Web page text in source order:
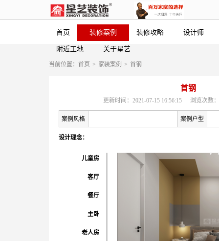
首页 装修案例 装修攻略 设计师
附近工地 关于星艺
当前位置： 首页 > 家装案例 > 首钢
首钢
更新时间：2021-07-15 16:56:15 浏览次数
案例风格 案例户型
设计理念：
儿童房
客厅
餐厅
主卧
老人房